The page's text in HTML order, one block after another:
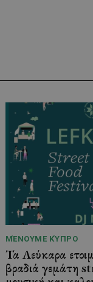
ΜΈΝΟΥΜΕ ΚΎΠΡΟ
Τα Λεύκαρα
βραδιά γεμάτη